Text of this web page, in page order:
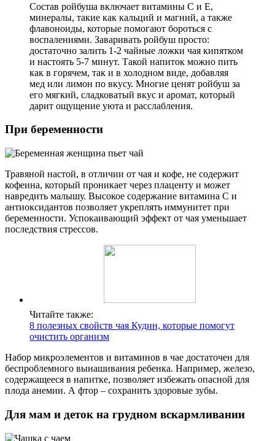
Состав ройбуша включает витамины C и E,
минералы, такие как кальций и магний, а также
флавоноиды, которые помогают бороться с
воспалениями. Заваривать ройбуш просто:
достаточно залить 1-2 чайные ложки чая кипятком
и настоять 5-7 минут. Такой напиток можно пить
как в горячем, так и в холодном виде, добавляя
мед или лимон по вкусу. Многие ценят ройбуш за
его мягкий, сладковатый вкус и аромат, который
дарит ощущение уюта и расслабления.
При беременности
Травяной настой, в отличии от чая и кофе, не содержит
кофеина, который проникает через плаценту и может
навредить малышу. Высокое содержание витамина С и
антиоксидантов позволяет укреплять иммунитет при
беременности. Успокаивающий эффект от чая уменьшает
последствия стрессов.
Читайте также:
8 полезных свойств чая Кудин, которые помогут
очистить организм
Набор микроэлементов и витаминов в чае достаточен для
беспроблемного вынашивания ребенка. Например, железо,
содержащееся в напитке, позволяет избежать опасной для
плода анемии. А фтор – сохранить здоровые зубы.
Для мам и деток на грудном вскармливании